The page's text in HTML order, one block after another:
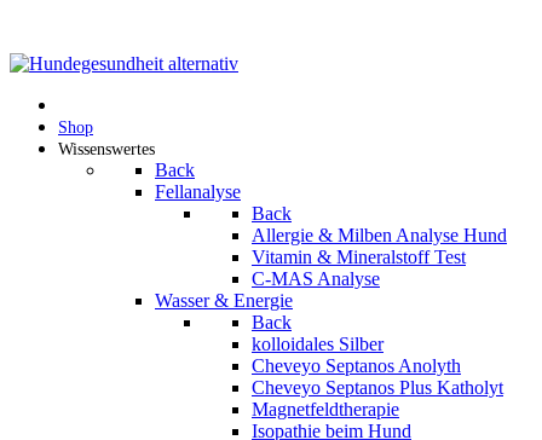
Shop
Wissenswertes
Back
Fellanalyse
Back
Allergie & Milben Analyse Hund
Vitamin & Mineralstoff Test
C-MAS Analyse
Wasser & Energie
Back
kolloidales Silber
Cheveyo Septanos Anolyth
Cheveyo Septanos Plus Katholyt
Magnetfeldtherapie
Isopathie beim Hund